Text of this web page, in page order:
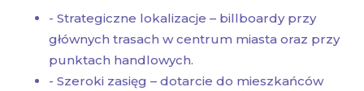
- Strategiczne lokalizacje – billboardy przy
głównych trasach w centrum miasta oraz przy
punktach handlowych.
- Szeroki zasięg – dotarcie do mieszkańców